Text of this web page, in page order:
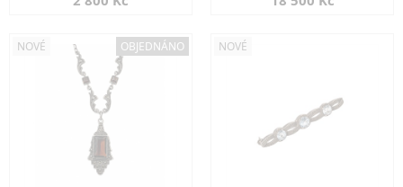
NOVÉ OBJEDNÁNO NOVÉ